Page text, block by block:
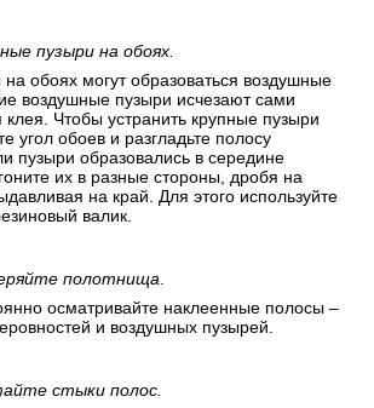
пузыри на обоях.
обоях могут образоваться воздушные
воздушные пузыри исчезают сами
Чтобы устранить крупные пузыри
угол обоев и разгладьте полосу
пузыри образовались в середине
их в разные стороны, дробя на
на край. Для этого используйте
валик.
полотнища.
осматривайте наклеенные полосы –
и воздушных пузырей.
стыки полос.